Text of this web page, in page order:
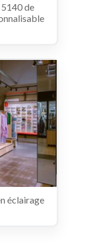
de
éclairage